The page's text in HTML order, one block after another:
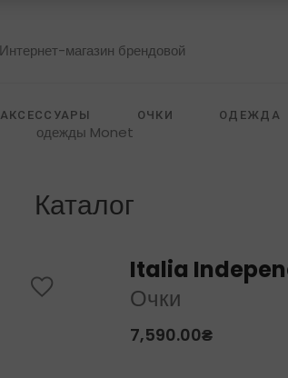
АКСЕССУАРЫ ОЧКИ ОДЕЖДА
Каталог
Italia
Очки
7,590.00₴